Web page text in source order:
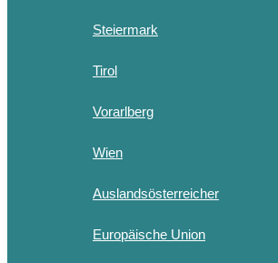
Steiermark
Tirol
Vorarlberg
Wien
Auslandsösterreicher
Europäische Union